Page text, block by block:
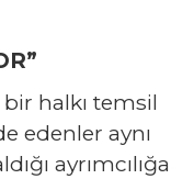
halkı temsil
edenler aynı
ayrımcılığa